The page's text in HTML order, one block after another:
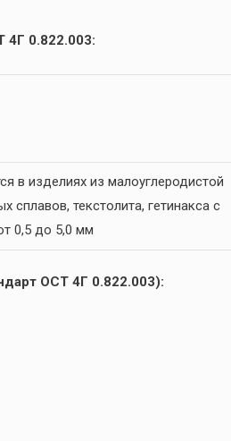
4Г 0.822.003:
в изделиях из малоуглеродистой
сплавов, текстолита, гетинакса с
0,5 до 5,0 мм
ОСТ 4Г 0.822.003):